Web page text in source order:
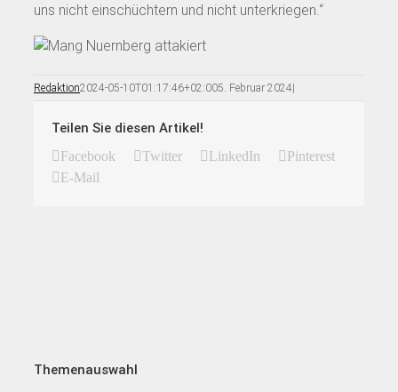
uns nicht einschüchtern und nicht unterkriegen.“
Redaktion2024-05-10T01:17:46+02:005. Februar 2024|
Teilen Sie diesen Artikel!
Facebook Twitter LinkedIn
Pinterest
E-Mail
Themenauswahl